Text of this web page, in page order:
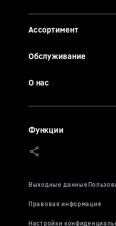
Ассортимент
Обслуживание
О нас
Функции